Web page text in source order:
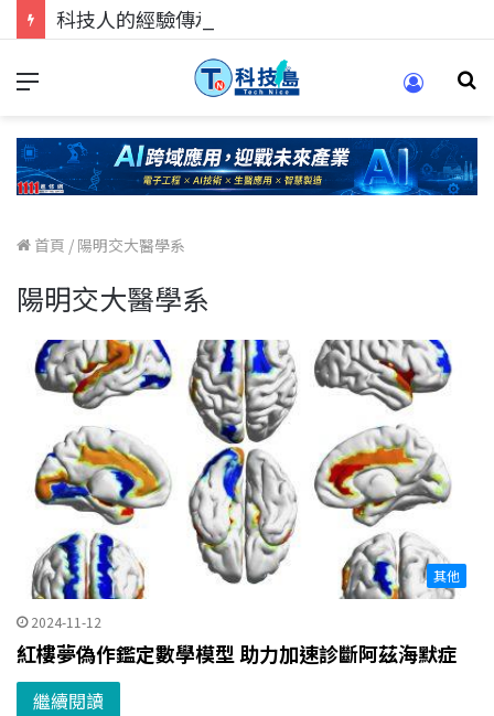
首頁 / 陽明交大醫學系
陽明交大醫學系
其他
2024-11-12
紅樓夢偽作鑑定數學模型 助力加速診斷阿茲海默症
繼續閱讀